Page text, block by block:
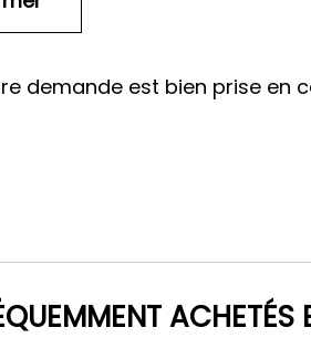
demande est bien prise en
ACHETÉS